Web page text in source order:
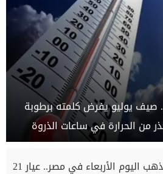
يوليو يفرض كلمته برطوبة
من الحرارة في ساعات الذروة
أسعار الذهب اليوم الأربعاء في مصر.. عيار 21